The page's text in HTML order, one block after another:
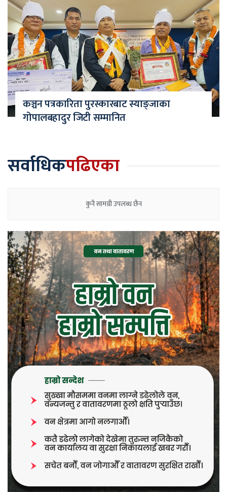
कञ्चन पत्रकारिता पुरस्कारबाट स्याङ्जाका
गोपालबहादुर जिटी सम्मानित
सर्वाधिकपढिएका
कुनै सामग्री उपलब्ध छैन